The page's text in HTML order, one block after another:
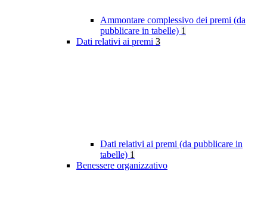
Ammontare complessivo dei premi (da
pubblicare in tabelle) 1
Dati relativi ai premi 3
Dati relativi ai premi (da pubblicare in
tabelle) 1
Benessere organizzativo